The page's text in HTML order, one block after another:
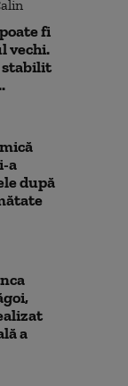
fi
vechi.
a
după
a